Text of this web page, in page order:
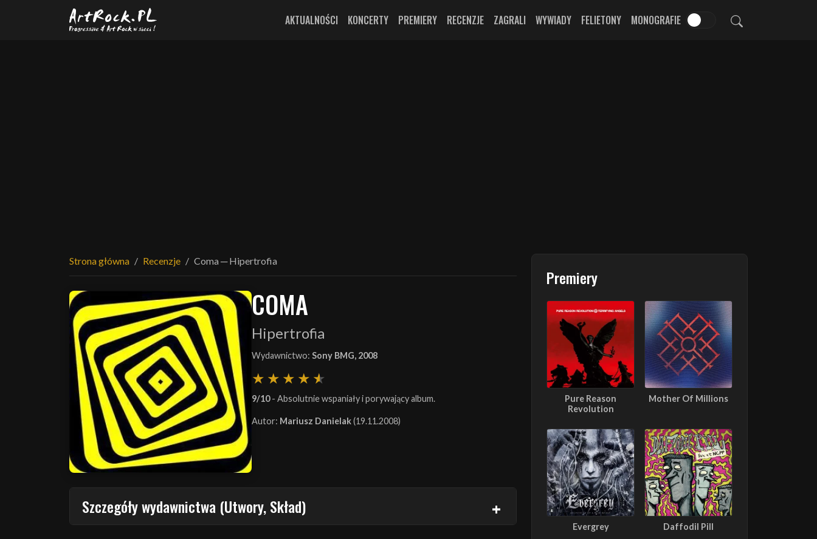
Przejdź do treści głównej
AKTUALNOŚCI KONCERTY PREMIERY RECENZJE ZAGRALI WYWIADY FELIETONY MONOGRAFIE
Strona główna Recenzje Coma ─ Hipertrofia
COMA
Hipertrofia
Wydawnictwo: Sony BMG, 2008
9/10- Absolutnie wspaniały i porywający album.
Autor: Mariusz Danielak(19.11.2008)
Szczegóły wydawnictwa (Utwory, Skład)
Premiery
Pure Reason
Revolution
Mother Of Millions
Evergrey Daffodil Pill